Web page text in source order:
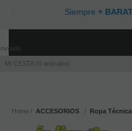
Siempre +
MI CESTA 0 artículos
Home ACCESORIOS Ropa Técnica